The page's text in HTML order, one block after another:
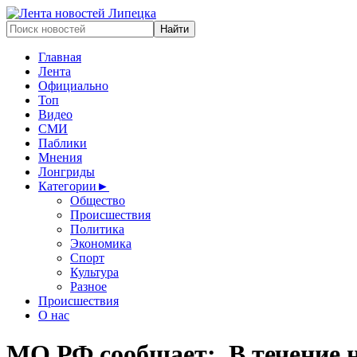
Главная
Лента
Официально
Топ
Видео
СМИ
Паблики
Мнения
Лонгриды
Категории ►
Общество
Происшествия
Политика
Экономика
Спорт
Культура
Разное
Происшествия
О нас